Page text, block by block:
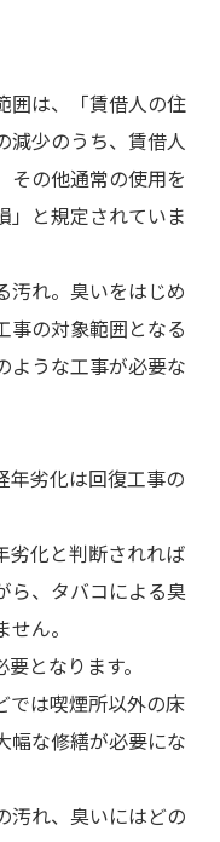
囲は、「賃借人の住
減少のうち、賃借人
その他通常の使用を
」と規定されていま
汚れ。臭いをはじめ
事の対象範囲となる
ような工事が必要な
年劣化は回復工事の
劣化と判断されれば
ら、タバコによる臭
ん。
となります。
では喫煙所以外の床
幅な修繕が必要にな
汚れ、臭いにはどの